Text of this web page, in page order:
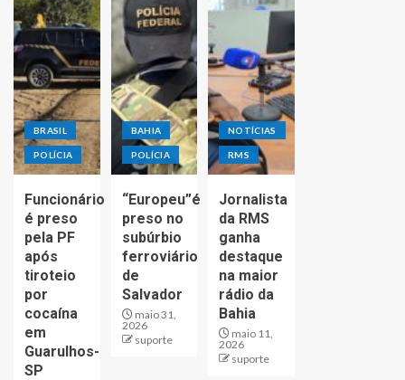
BRASIL
POLÍCIA
Funcionário
é preso
pela PF
após
tiroteio
por
cocaína
em
Guarulhos-
SP
BAHIA
POLÍCIA
“Europeu”é
preso no
subúrbio
ferroviário
de
Salvador
maio 31,
2026
suporte
NOTÍCIAS
RMS
Jornalista
da RMS
ganha
destaque
na maior
rádio da
Bahia
maio 11,
2026
suporte